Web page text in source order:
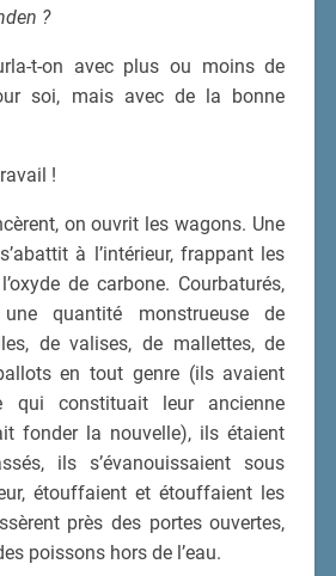
?
t-on avec plus ou moins de
soi, mais avec de la bonne
!
on ouvrit les wagons. Une
à l’intérieur, frappant les
de carbone. Courbaturés,
quantité monstrueuse de
de valises, de mallettes, de
en tout genre (ils avaient
qui constituait leur ancienne
fonder la nouvelle), ils étaient
ils s’évanouissaient sous
étouffaient et étouffaient les
près des portes ouvertes,
poissons hors de l’eau.